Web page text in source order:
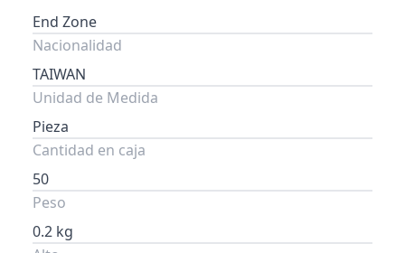
End Zone
Nacionalidad
TAIWAN
Unidad de Medida
Pieza
Cantidad en caja
50
Peso
0.2 kg